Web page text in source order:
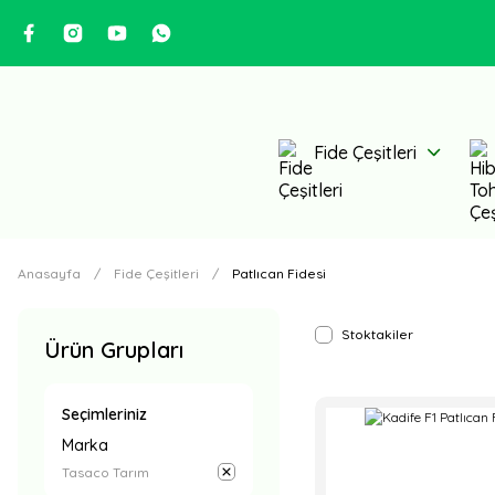
Fide Çeşitleri
Anasayfa Fide Çeşitleri Patlıcan Fidesi
Ürün Grupları
Seçimleriniz
Marka
Tasaco Tarım
Stoktakiler